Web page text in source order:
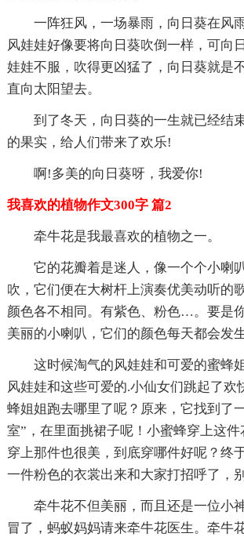
一阵狂风，一场暴雨，向日葵在风
风娃娃好像要将向日葵吹倒一样，可向
娃娃不服，吹得更凶猛了，向日葵就是
直向太阳望去。
到了冬天，向日葵的一生就已经结
的果实，给人们带来了欢乐!
啊!多美的向日葵呀，我爱你!
我喜欢的植物作文300字 篇2
牵牛花是我最喜欢的植物之一。
它的花瓣着是迷人，像一个个小喇
吹，它们便在大树杆上演奏优美动听的
颜色各不相同。有紫色、粉色…。要是
美丽的小喇叭，它们的颜色每天都会发生
这时候淘气的风娃娃和可爱的蜜蜂
风娃娃和这些可爱的.小仙女们跳起了欢
蜂姐姐跑去哪里了呢？原来，它找到了
室”，在里面挑裙子呢！小蜜蜂穿上这件
穿上那件也很美，到底穿哪件好呢？终
一件粉色的衣裳出来和大家打招呼了，
牵牛花不但美丽，而且还是一位小
冒了，蚂蚁妈妈请来牵牛花医生。牵牛